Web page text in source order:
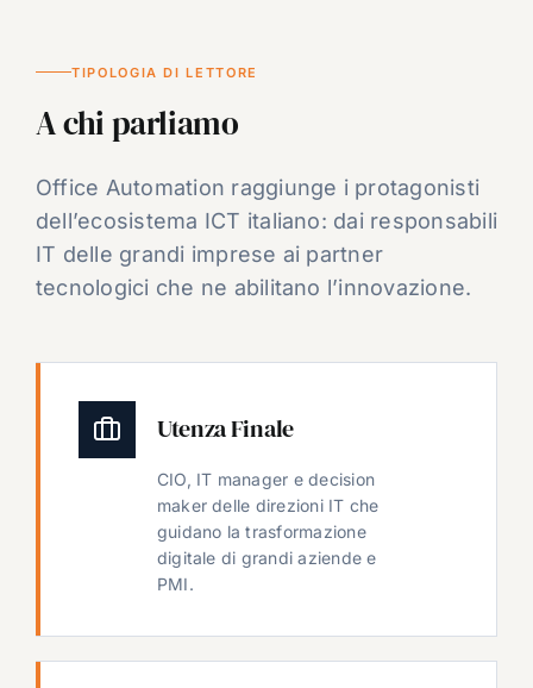
TIPOLOGIA DI LETTORE
A chi parliamo
Office Automation raggiunge i protagonisti
dell’ecosistema ICT italiano: dai responsabili
IT delle grandi imprese ai partner
tecnologici che ne abilitano l’innovazione.
Utenza Finale
CIO, IT manager e decision
maker delle direzioni IT che
guidano la trasformazione
digitale di grandi aziende e
PMI.